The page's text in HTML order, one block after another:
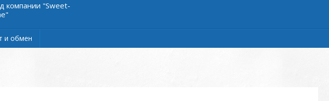
компании "Sweet-
и обмен